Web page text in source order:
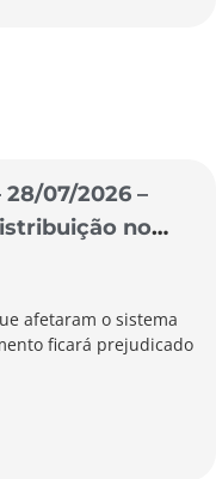
28/07/2026 –
no
afetaram o sistema
ficará prejudicado